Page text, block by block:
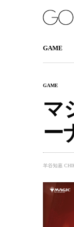
GAME
GAME
マ
ー
羊谷知嘉